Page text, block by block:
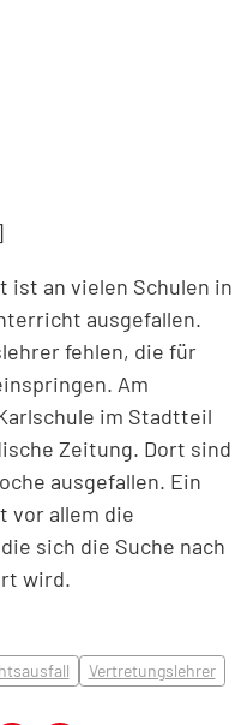
ist an vielen Schulen in
ausgefallen.
fehlen, die für
Am
im Stadtteil
Zeitung. Dort sind
ausgefallen. Ein
vor allem die
sich die Suche nach
wird.
Vertretungslehrer